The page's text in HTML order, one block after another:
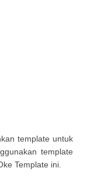
template untuk
template
Template ini.